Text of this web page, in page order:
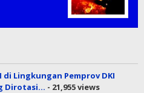
Lingkungan Pemprov DKI
Dirotasi… - 21,955 views